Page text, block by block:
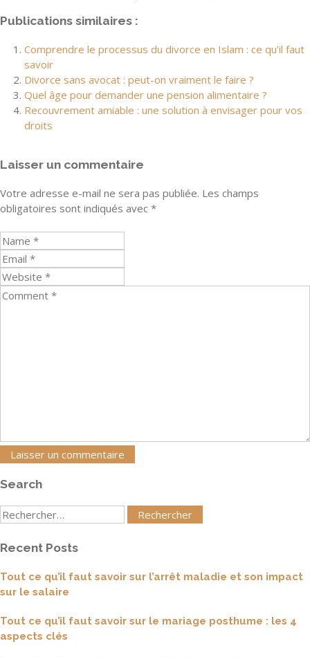
Publications similaires :
Comprendre le processus du divorce en Islam : ce qu’il faut
savoir
Divorce sans avocat : peut-on vraiment le faire ?
Quel âge pour demander une pension alimentaire ?
Recouvrement amiable : une solution à envisager pour vos
droits
Laisser un commentaire
Votre adresse e-mail ne sera pas publiée. Les champs
obligatoires sont indiqués avec *
Search
Rechercher
:
Recent Posts
Tout ce qu’il faut savoir sur l’arrêt maladie et son impact
sur le salaire
Tout ce qu’il faut savoir sur le mariage posthume : les 4
aspects clés